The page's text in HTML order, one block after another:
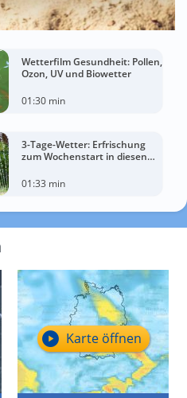
Wetterfilm Gesundheit: Pollen,
Ozon, UV und Biowetter
01:30 min
3-Tage-Wetter: Erfrischung
zum Wochenstart in diesen
01:33 min
Karte öffnen